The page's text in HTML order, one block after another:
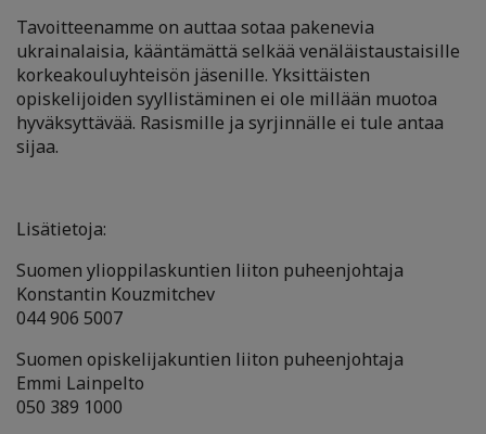
Tavoitteenamme on auttaa sotaa pakenevia
ukrainalaisia, kääntämättä selkää venäläistaustaisille
korkeakouluyhteisön jäsenille. Yksittäisten
opiskelijoiden syyllistäminen ei ole millään muotoa
hyväksyttävää. Rasismille ja syrjinnälle ei tule antaa
sijaa.
Lisätietoja:
Suomen ylioppilaskuntien liiton puheenjohtaja
Konstantin Kouzmitchev
044 906 5007
Suomen opiskelijakuntien liiton puheenjohtaja
Emmi Lainpelto
050 389 1000